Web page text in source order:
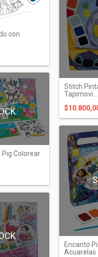
con
Stitch
Tapimovi...
Colorear
Encanto
Acuarelas